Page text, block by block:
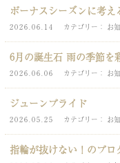
ボーナスシーズンに考
2026.06.14 カテゴリー お
6月の誕生石 雨の季節を
2026.06.06 カテゴリー お
ジューンブライド
2026.05.25 カテゴリー お
指輪が抜けない！のブロ